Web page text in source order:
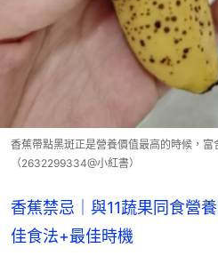
香蕉帶點黑斑正是營養價值最高的時候，富
（2632299334@小紅書）
香蕉禁忌｜與11蔬果同食營
佳食法+最佳時機